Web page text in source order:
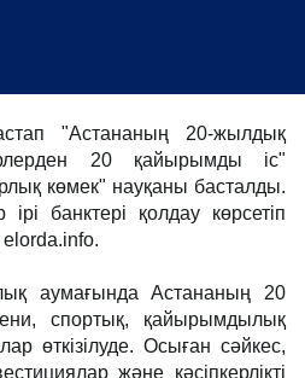
"Астананың 20-жылдық
20 қайырымды іс"
көмек" науқаны басталды.
ірі банктері қолдау көрсетіп
аумағында Астананың 20
спортық, қайырымдылық
өткізілуде. Осыған сәйкес,
және кәсіпкерлікті